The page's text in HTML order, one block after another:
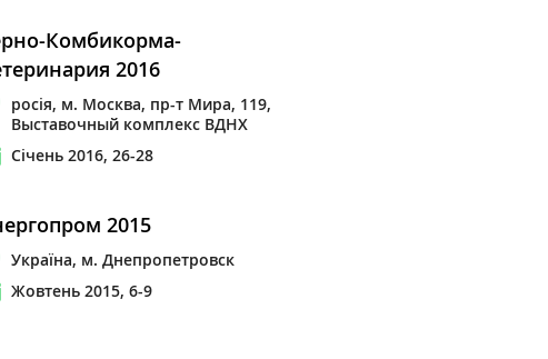
Комбикорма-
2016
росія, м. Москва, пр-т Мира, 119,
Выставочный комплекс ВДНХ
Січень 2016, 26-28
2015
Україна, м. Днепропетровск
Жовтень 2015, 6-9